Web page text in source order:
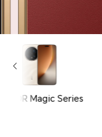
Magic Series